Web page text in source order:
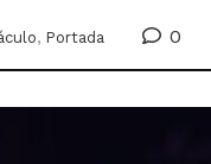
, Portada 0